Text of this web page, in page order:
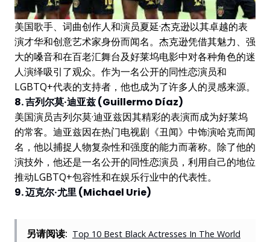
美国歌手、词曲创作人和演员夏延·杰克逊以其卓越的表
演才华和创意艺术家身份而闻名。杰克逊凭借其魅力、强
大的嗓音和在百老汇舞台及好莱坞电影中对各种角色的迷
人演绎吸引了观众。作为一名公开的同性恋演员和
LGBTQ+代表的支持者，他也成为了许多人的灵感来源。
8. 吉列尔莫·迪亚兹 (Guillermo Díaz)
美国演员吉列尔莫·迪亚兹因其精彩的表演而成为好莱坞
的常客。迪亚兹因在热门电视剧《丑闻》中饰演哈克而闻
名，他以捕捉人物复杂性和强度的能力而著称。除了他的
演技外，他还是一名公开的同性恋演员，利用自己的地位
推动LGBTQ+包容性和在娱乐行业中的代表性。
9. 迈克尔·尤里 (Michael Urie)
另请阅读: Top 10 Best Black Actresses In The World